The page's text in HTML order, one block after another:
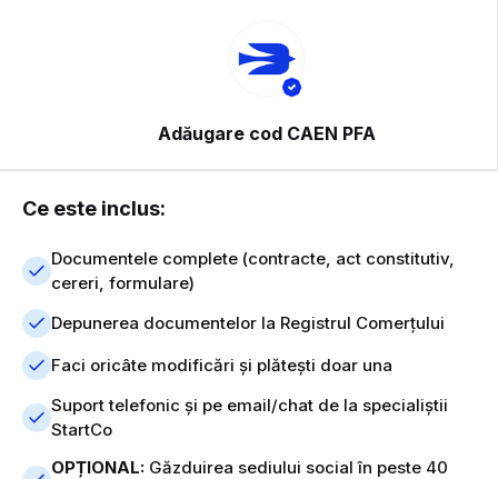
Adăugare cod CAEN PFA
Ce este inclus:
Documentele complete (contracte, act constitutiv,
cereri, formulare)
Depunerea documentelor la Registrul Comerțului
Faci oricâte modificări și plătești doar una
Suport telefonic și pe email/chat de la specialiștii
StartCo
OPȚIONAL: Găzduirea sediului social în peste 40